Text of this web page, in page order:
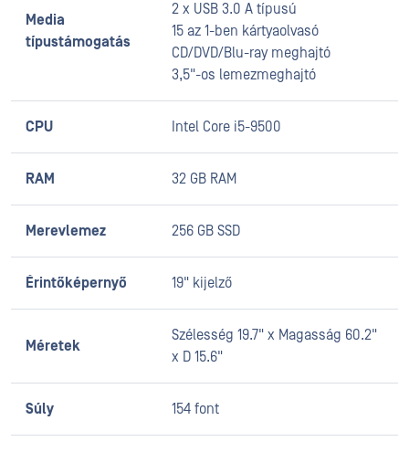
Media
típustámogatás
2 x USB 3.0 A típusú
15 az 1-ben kártyaolvasó
CD/DVD/Blu-ray meghajtó
3,5"-os lemezmeghajtó
CPU Intel Core i5-9500
RAM 32 GB RAM
Merevlemez 256 GB SSD
Érintőképernyő 19" kijelző
Méretek
Szélesség 19.7" x Magasság 60.2"
x D 15.6"
Súly 154 font